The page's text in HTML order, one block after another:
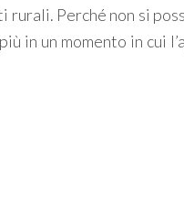
Perché non si
in un momento in cui